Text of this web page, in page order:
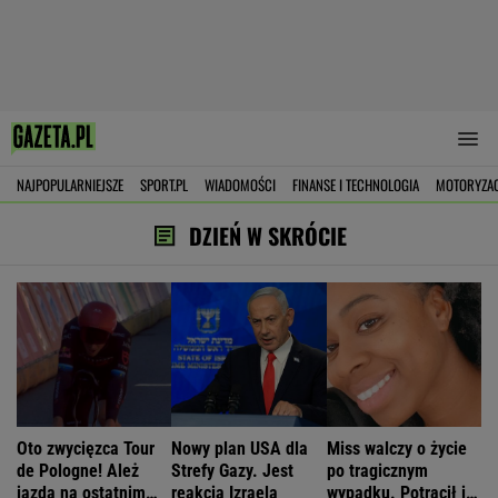
NAJPOPULARNIEJSZE SPORT.PL WIADOMOŚCI FINANSE I TECHNOLOGIA
DZIEŃ W SKRÓCIE
Oto zwycięzca Tour
de Pologne! Ależ
jazda na ostatnim
Nowy plan USA dla
Strefy Gazy. Jest
reakcja Izraela
Miss walczy o życie
po tragicznym
wypadku. Potrącił ją